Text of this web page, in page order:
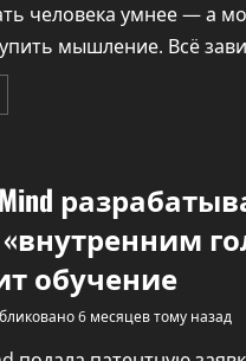
человека умнее — а
мышление. Всё
обучение
6 месяцев тому назад
Технологии
admin
назад